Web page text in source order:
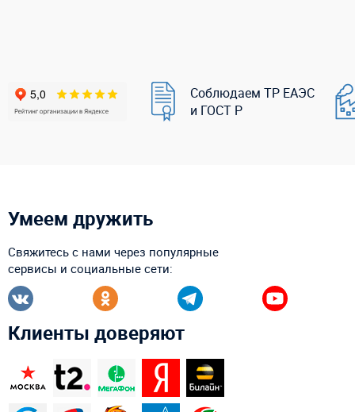
Соблюдаем ТР ЕАЭС
и ГОСТ Р
Умеем дружить
Свяжитесь с нами через популярные
сервисы и социальные сети:
Клиенты доверяют